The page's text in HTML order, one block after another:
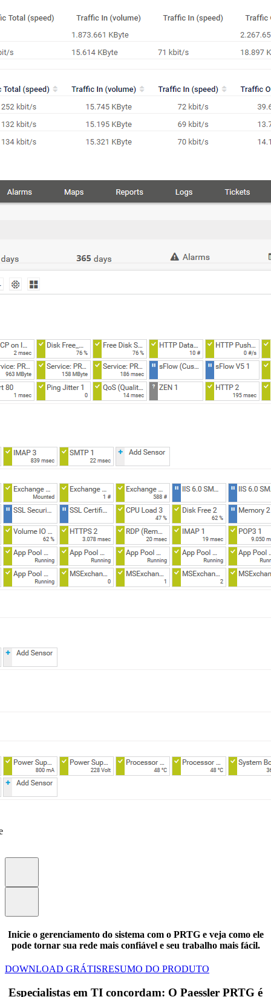
Inicie o gerenciamento do sistema com o PRTG e veja como ele
pode tornar sua rede mais confiável e seu trabalho mais fácil.
DOWNLOAD GRÁTISRESUMO DO PRODUTO
Especialistas em TI concordam: O Paessler PRTG é